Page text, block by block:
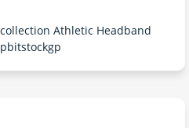
Athletic Headband